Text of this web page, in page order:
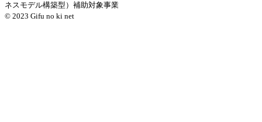
ネスモデル構築型）補助対象事業
© 2023 Gifu no ki net